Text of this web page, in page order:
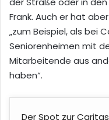
Frank. Auch er hat
„zum Beispiel, als bei
Seniorenheimen mit
Mitarbeitende aus
haben“.
Der Spot zur